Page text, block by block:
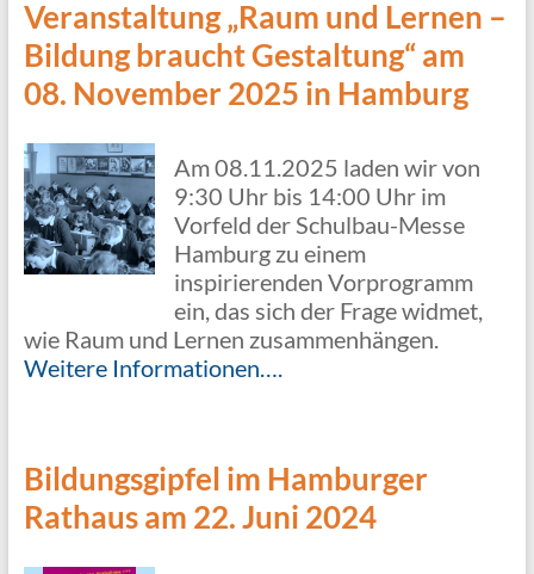
Veranstaltung „Raum und Lernen –
Bildung braucht Gestaltung“ am
08. November 2025 in Hamburg
Am 08.11.2025 laden wir von
9:30 Uhr bis 14:00 Uhr im
Vorfeld der Schulbau-Messe
Hamburg zu einem
inspirierenden Vorprogramm
ein, das sich der Frage widmet,
wie Raum und Lernen zusammenhängen.
Weitere Informationen….
Bildungsgipfel im Hamburger
Rathaus am 22. Juni 2024